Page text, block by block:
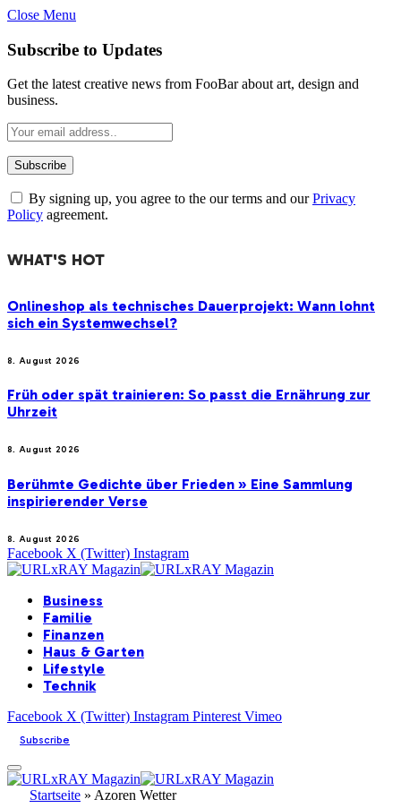
Close Menu
Subscribe to Updates
Get the latest creative news from FooBar about art, design and
business.
By signing up, you agree to the our terms and ourPrivacy
Policy agreement.
WHAT'S HOT
Onlineshop als technisches Dauerprojekt: Wann lohnt
sich ein Systemwechsel?
8. August 2026
Früh oder spät trainieren: So passt die Ernährung zur
Uhrzeit
8. August 2026
Berühmte Gedichte über Frieden » Eine Sammlung
inspirierender Verse
8. August 2026
Facebook X (Twitter) Instagram
Business
Familie
Finanzen
Haus & Garten
Lifestyle
Technik
Facebook X (Twitter) Instagram Pinterest Vimeo
Subscribe
Startseite » Azoren Wetter